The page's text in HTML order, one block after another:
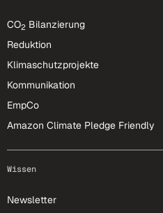
CO2 Bilanzierung
Reduktion
Klimaschutzprojekte
Kommunikation
EmpCo
Amazon Climate Pledge Friendly
Wissen
Newsletter